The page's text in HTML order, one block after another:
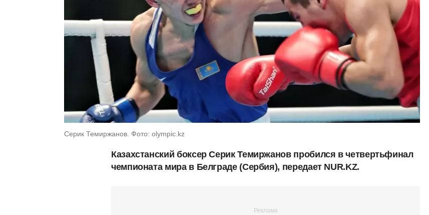
Серик Темиржанов. Фото: olympic.kz
Казахстанский боксер Серик Темиржанов пробился в четвертьфинал
чемпионата мира в Белграде (Сербия), передает NUR.KZ.